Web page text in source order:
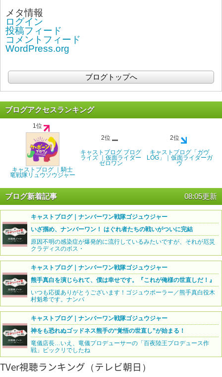
メタ情報
ログイン
投稿フィード
コメントフィード
WordPress.org
ブログトップへ
ブログアクセスランキング
1位
キャストブログ ｜騎士
竜戦隊リュウソウジャー
2位
キャストブログ ブログ
ライズ ｜仮面ライダー
ゼロワン
2位
キャストブログ「ガヴ
LOG」｜仮面ライダーガ
ヴ
ブログ新着記事 08:05更新
キャストブログ｜ナンバーワン戦隊ゴジュウジャー
いざ掴め、ナンバーワン！ はぐれ者たちの戦いがついに完結
原因不明の感染症が爆発的に流行しているみたいですが、それが厄災
クラディスのボス・
キャストブログ｜ナンバーワン戦隊ゴジュウジャー
熊手真白を演じられて、僕は幸せです。『これが俺様の世直しだ！』
いつも応援ありがとうございます！ゴジュウポーラー／熊手真白役木
村魁希です。ナンバ
キャストブログ｜ナンバーワン戦隊ゴジュウジャー
神をも恐れぬゴッドネス熊手の“覚悟の世直し”が始まる！
竜儀店長…いえ、竜儀プロデューサーの「百夜陸王プロデュース作
戦」ビックリでしたね
TVer視聴ランキング（テレビ朝日）